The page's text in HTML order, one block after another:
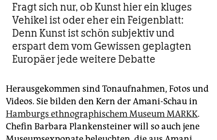
Fragt sich nur, ob Kunst hier ein kluges
Vehikel ist oder eher ein Feigenblatt:
Denn Kunst ist schön subjektiv und
erspart dem vom Gewissen geplagten
Europäer jede weitere Debatte
Herausgekommen sind Tonaufnahmen, Fotos und
Videos. Sie bilden den Kern der Amani-Schau in
Hamburgs ethnographischem Museum MARKK.
Chefin Barbara Plankensteiner will so auch jene